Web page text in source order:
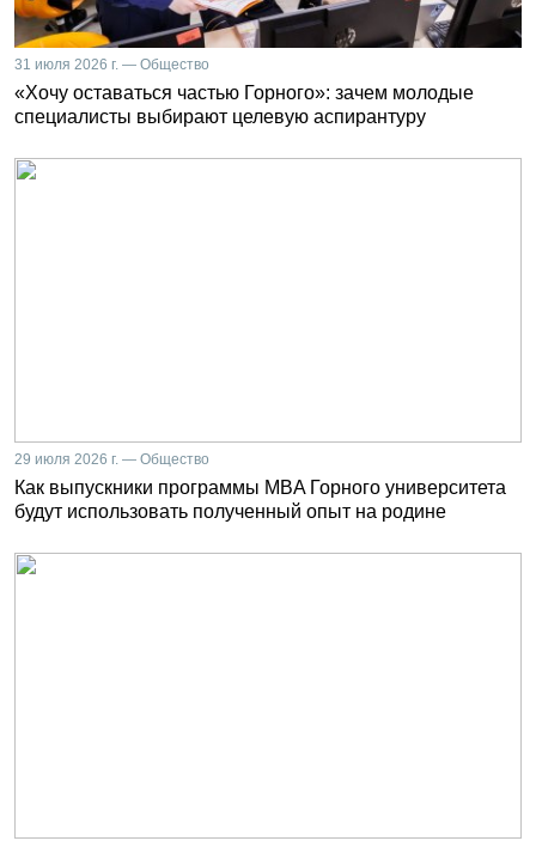
31 июля 2026 г. — Общество
«Хочу оставаться частью Горного»: зачем молодые
специалисты выбирают целевую аспирантуру
29 июля 2026 г. — Общество
Как выпускники программы MBA Горного университета
будут использовать полученный опыт на родине